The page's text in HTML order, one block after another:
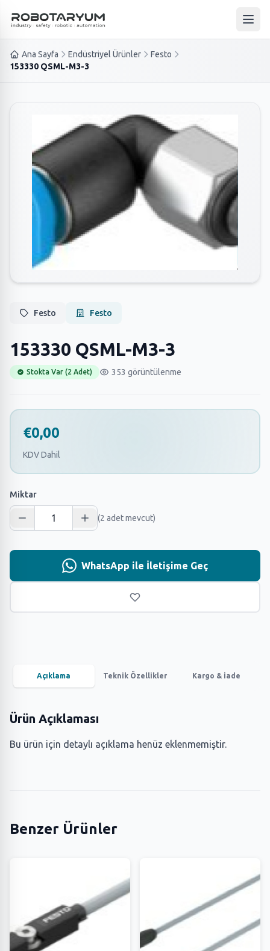
Ana içeriğe geç
Ana
Ana Sayfa Endüstriyel Ürünler
Festo
153330 QSML-M3-3
Festo Festo
153330 QSML-M3-3
Stokta Var (2 Adet) 353 görüntülenme
€0,00
KDV Dahil
Miktar
(2 adet mevcut)
WhatsApp ile İletişime Geç
Açıklama Teknik Özellikler Kargo & İade
Ürün Açıklaması
Bu ürün için detaylı açıklama henüz eklenmemiştir.
Benzer Ürünler